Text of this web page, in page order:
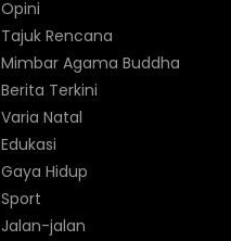
Opini
Tajuk Rencana
Mimbar Agama Buddha
Berita Terkini
Varia Natal
Edukasi
Gaya Hidup
Sport
Jalan-jalan